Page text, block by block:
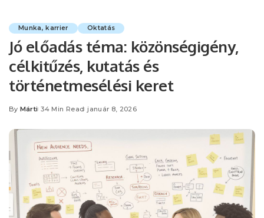
Munka, karrier Oktatás
Jó előadás téma: közönségigény,
célkitűzés, kutatás és
történetmesélési keret
Posted
By Márti 34 Min Read január 8, 2026